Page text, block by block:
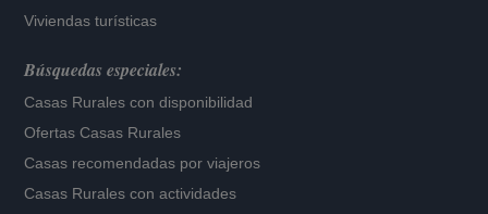
Viviendas turísticas
Búsquedas especiales:
Casas Rurales con disponibilidad
Ofertas Casas Rurales
Casas recomendadas por viajeros
Casas Rurales con actividades